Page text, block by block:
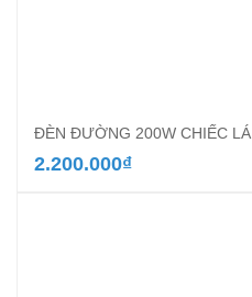
ĐÈN ĐƯỜNG 200W CHIẾC LÁ
2.200.000₫